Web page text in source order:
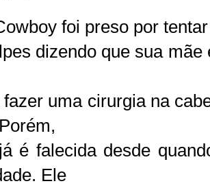
foi preso por tentar
dizendo que sua
uma cirurgia na
é falecida desde
Ele